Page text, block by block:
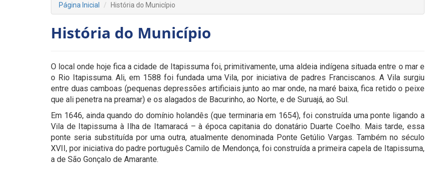
Página Inicial História do Município
História do Município
O local onde hoje fica a cidade de Itapissuma foi, primitivamente, uma aldeia indígena situada entre o mar e
o Rio Itapissuma. Ali, em 1588 foi fundada uma Vila, por iniciativa de padres Franciscanos. A Vila surgiu
entre duas camboas (pequenas depressões artificiais junto ao mar onde, na maré baixa, fica retido o peixe
que ali penetra na preamar) e os alagados de Bacurinho, ao Norte, e de Suruajá, ao Sul.
Em 1646, ainda quando do domínio holandês (que terminaria em 1654), foi construída uma ponte ligando a
Vila de Itapissuma à Ilha de Itamaracá – à época capitania do donatário Duarte Coelho. Mais tarde, essa
ponte seria substituída por uma outra, atualmente denominada Ponte Getúlio Vargas. Também no século
XVII, por iniciativa do padre português Camilo de Mendonça, foi construída a primeira capela de Itapissuma,
a de São Gonçalo de Amarante.